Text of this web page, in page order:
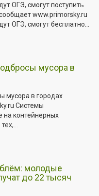
ОГЭ, смогут поступить
www.primorsky.ru
ОГЭ, смогут бесплатно...
мусора в
мусора в городах
Системы
на контейнерных
молодые
до 22 тысяч